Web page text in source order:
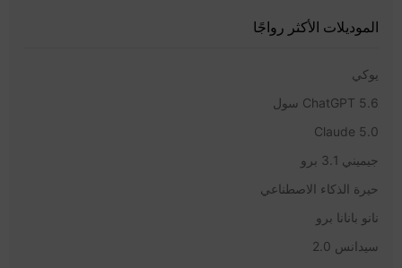
الموديلات الأكثر رواجًا
يوكي
ChatGPT 5.6 سول
Claude 5.0
جيميني 3.1 برو
حيرة الذكاء الاصطناعي
نانو بانانا برو
سيدانس 2.0